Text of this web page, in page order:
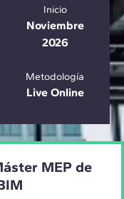
Inicio
Noviembre
2026
Metodología
Live Online
MEP de